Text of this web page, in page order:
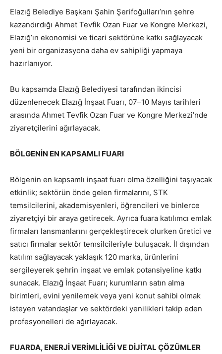
Elazığ Belediye Başkanı Şahin Şerifoğulları’nın şehre
kazandırdığı Ahmet Tevfik Ozan Fuar ve Kongre Merkezi,
Elazığ’ın ekonomisi ve ticari sektörüne katkı sağlayacak
yeni bir organizasyona daha ev sahipliği yapmaya
hazırlanıyor.
Bu kapsamda Elazığ Belediyesi tarafından ikincisi
düzenlenecek Elazığ İnşaat Fuarı, 07–10 Mayıs tarihleri
arasında Ahmet Tevfik Ozan Fuar ve Kongre Merkezi’nde
ziyaretçilerini ağırlayacak.
BÖLGENİN EN KAPSAMLI FUARI
Bölgenin en kapsamlı inşaat fuarı olma özelliğini taşıyacak
etkinlik; sektörün önde gelen firmalarını, STK
temsilcilerini, akademisyenleri, öğrencileri ve binlerce
ziyaretçiyi bir araya getirecek. Ayrıca fuara katılımcı emlak
firmaları lansmanlarını gerçekleştirecek olurken üretici ve
satıcı firmalar sektör temsilcileriyle buluşacak. İl dışından
katılım sağlayacak yaklaşık 120 marka, ürünlerini
sergileyerek şehrin inşaat ve emlak potansiyeline katkı
sunacak. Elazığ İnşaat Fuarı; kurumların satın alma
birimleri, evini yenilemek veya yeni konut sahibi olmak
isteyen vatandaşlar ve sektördeki yenilikleri takip eden
profesyonelleri de ağırlayacak.
FUARDA, ENERJİ VERİMLİLİĞİ VE DİJİTAL ÇÖZÜMLER